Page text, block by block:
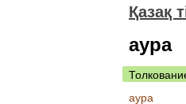
Қазақ
аура
аура